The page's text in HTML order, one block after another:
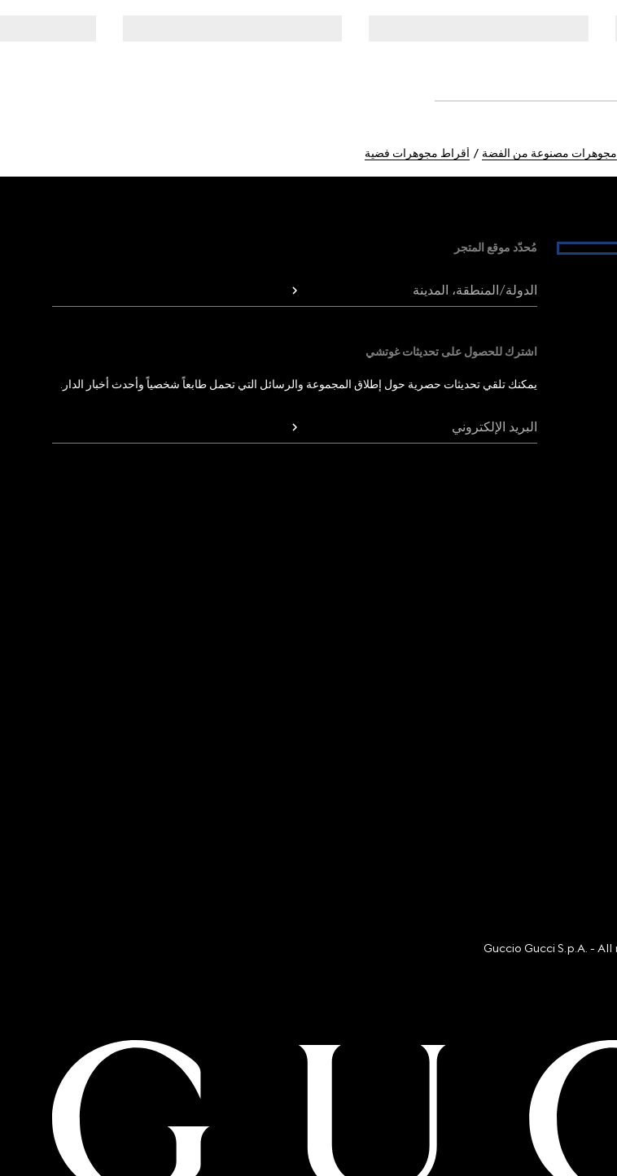
مجوهرات مصنوعة من الفضة أقراط مجوهرات فضية
مُحدّد موقع المتجر
الدولة/المنطقة، المدينة
اشترك للحصول على تحديثات غوتشي
يمكنك تلقي تحديثات حصرية حول إطلاق المجموعة والرسائل التي تحمل طابعاً شخصياً وأحدث أخبار الدار.
البريد الإلكتروني